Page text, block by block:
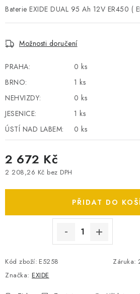
STARTOVACÍ ZDROJE
BATERIE PRO NOUZOVÁ
SPOTŘEBNÍ BATERIE
DOPRAVA ZDARMA
KONTAKTY
POŠTOVNÉ A DOPRAVA
KONFIGURÁTOR AUTOBATERIÍ
O
NÁVODY KE STAŽENÍ
Baterie EXIDE DUAL 95 Ah 12V ER450 (
Možnosti doručení
PRAHA:
0 ks
BRNO:
1 ks
NEHVIZDY:
0 ks
JESENICE:
1 ks
ÚSTÍ NAD LABEM:
0 ks
2 672 Kč
2 208,26 Kč bez DPH
PŘIDAT DO
Kód zboží: E5258 Záruka:
Značka: EXIDE